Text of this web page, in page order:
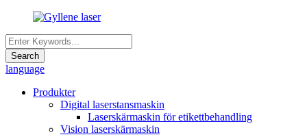
language
Produkter
Digital laserstansmaskin
Laserskärmaskin för etikettbehandling
Vision laserskärmaskin